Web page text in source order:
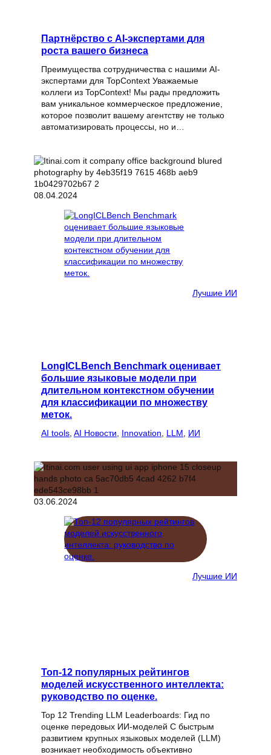
Партнёрство с AI-экспертами для
роста вашего бизнеса
Преимущества сотрудничества с нашими AI-
экспертами для TopContext Уважаемые
коллеги из TopContext! Мы рады предложить
вам уникальное коммерческое предложение,
которое позволит вашему агентству не только
автоматизировать процессы, но и…
08.04.2024
Лучшие ИИ
LongICLBench Benchmark оценивает
большие языковые модели при
длительном контекстном обучении
для классификации по множеству
меток.
AI tools AI Новости Innovation LLM ИИ
03.06.2024
Лучшие ИИ
Топ-12 популярных рейтингов
моделей искусственного интеллекта:
руководство по оценке.
Top 12 Trending LLM Leaderboards: Гид по
оценке передовых ИИ-моделей С быстрым
развитием крупных языковых моделей (LLM)
возникает необходимость объективно